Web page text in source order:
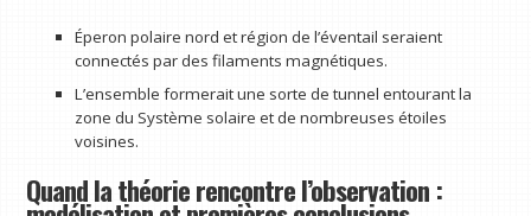
Éperon polaire nord et région de l’éventail seraient
connectés par des filaments magnétiques.
L’ensemble formerait une sorte de tunnel entourant la
zone du Système solaire et de nombreuses étoiles
voisines.
Quand la théorie rencontre l’observation :